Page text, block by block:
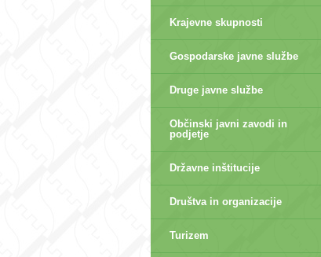
Krajevne skupnosti
Gospodarske javne službe
Druge javne službe
Občinski javni zavodi in
podjetje
Državne inštitucije
Društva in organizacije
Turizem